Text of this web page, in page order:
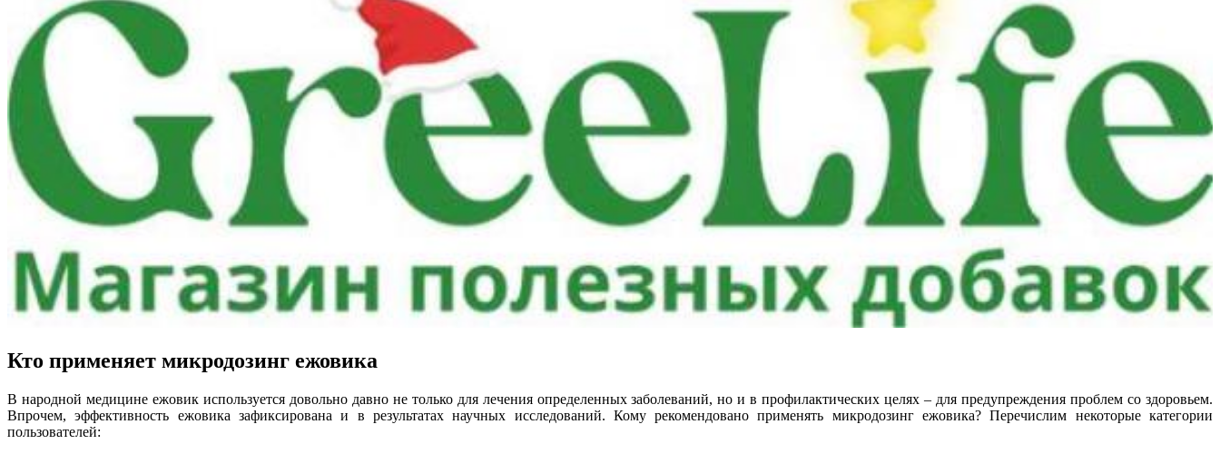
Кто применяет микродозинг ежовика
В народной медицине ежовик используется довольно давно не только для лечения определенных заболеваний, но и в профилактических целях – для предупреждения проблем со здоровьем.
Впрочем, эффективность ежовика зафиксирована и в результатах научных исследований. Кому рекомендовано применять микродозинг ежовика? Перечислим некоторые категории
пользователей: